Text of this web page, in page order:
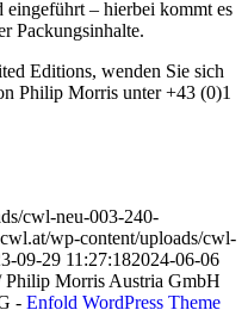
eingeführt – hierbei kommt es
Packungsinhalte.
Editions, wenden Sie sich
Philip Morris unter +43 (0)1
cwl-neu-003-240-
wp-content/uploads/cwl-
09-29 11:27:182024-06-06
Philip Morris Austria GmbH
- Enfold WordPress Theme